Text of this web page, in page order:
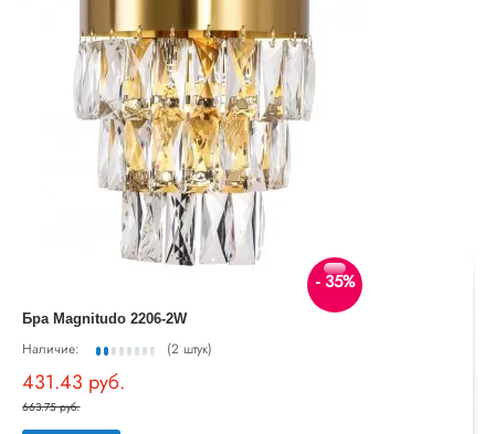
- 35%
Бра Magnitudo 2206-2W
Наличие: (2 штук)
431.43 руб.
663.75 руб.